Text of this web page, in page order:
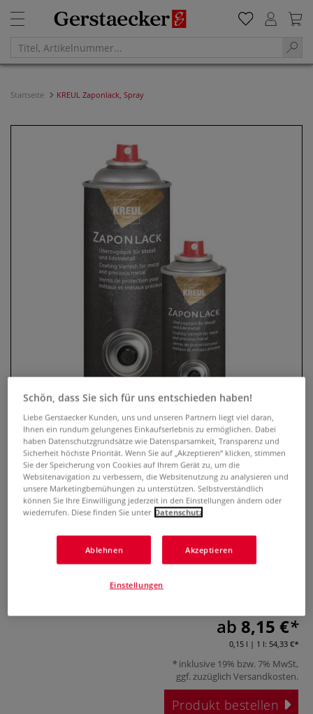
Startseite KREUL Zaponlack, Spray
KREUL Zaponlack, Spray
0 Bewertungen
Mattwerden, Verfärbung und Korrosion (Patina).
ab 8,15 €
0,15 l | 1 l: 54,33 €
inklusive 19% bzw. 7% MwSt,
ggf. zuzüglich Versandkosten.
Produkt bestellen
Schön, dass Sie sich für uns entschieden haben!
Liebe Gerstaecker Kunden, uns und unseren Partnern liegt viel daran,
Ihnen ein rundum gelungenes Einkaufserlebnis zu ermöglichen. Dabei
haben Datenschutzgrundsätze wie Datensparsamkeit, Transparenz und
Sicherheit höchste Priorität. Wenn Sie auf „Akzeptieren“ klicken, stimmen
Sie der Speicherung von Cookies auf Ihrem Gerät zu, um die
Websitenavigation zu verbessern, die Websitenutzung zu analysieren und
unsere Marketingbemühungen zu unterstützen. Selbstverständlich
können Sie Ihre Einwilligung jederzeit in den Einstellungen ändern oder
wiederrufen. Diese finden Sie unter Datenschutz
Ablehnen Akzeptieren
Einstellungen